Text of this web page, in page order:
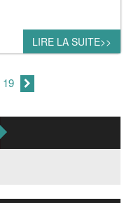
LIRE LA SUITE>>
19